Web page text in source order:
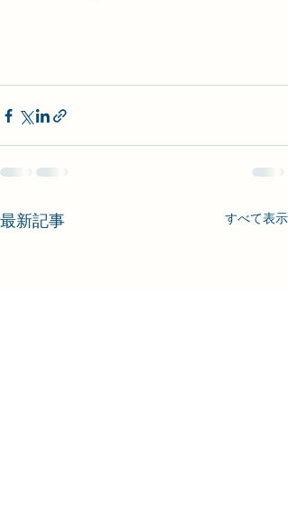
最新記事 すべて表示